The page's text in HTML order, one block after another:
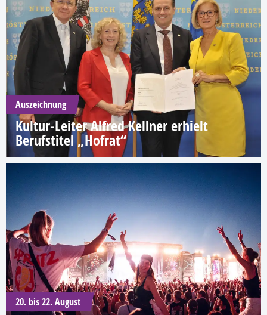
Auszeichnung
Kultur-Leiter Alfred Kellner erhielt
Berufstitel „Hofrat“
20. bis 22. August